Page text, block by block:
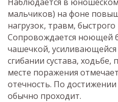
мальчиков) на фоне
нагрузок, травм, быстрого
Сопровождается ноющей
чашечкой, усиливающейся
сгибании сустава,
месте поражения
отечность. По
обычно проходит.